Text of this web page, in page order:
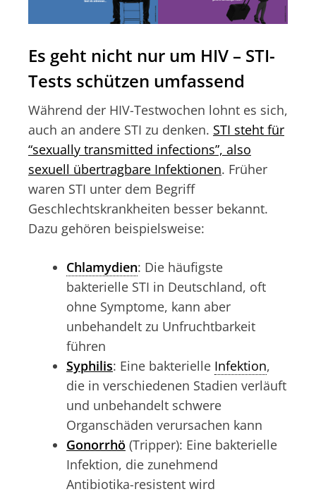
Es geht nicht nur um HIV – STI-
Tests schützen umfassend
Während der HIV-Testwochen lohnt es sich,
auch an andere STI zu denken. STI steht für
“sexually transmitted infections”, also
sexuell übertragbare Infektionen. Früher
waren STI unter dem Begriff
Geschlechtskrankheiten besser bekannt.
Dazu gehören beispielsweise:
Chlamydien: Die häufigste
bakterielle STI in Deutschland, oft
ohne Symptome, kann aber
unbehandelt zu Unfruchtbarkeit
führen
Syphilis: Eine bakterielle Infektion,
die in verschiedenen Stadien verläuft
und unbehandelt schwere
Organschäden verursachen kann
Gonorrhö (Tripper): Eine bakterielle
Infektion, die zunehmend
Antibiotika-resistent wird